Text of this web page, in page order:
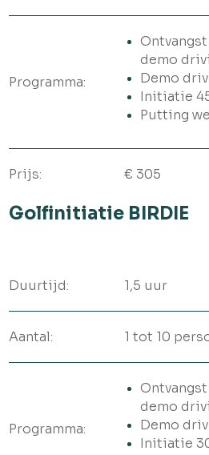
Programma:
demo
Demo
Initiatie
Putting
Prijs: € 305
Golfinitiatie BIRDIE
Duurtijd: 1,5 uur
Aantal: 1 tot 10
Programma:
demo
Demo
Initiatie